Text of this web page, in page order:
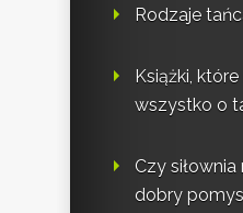
Rodzaje
Książki,
wszystko o
Czy
dobry